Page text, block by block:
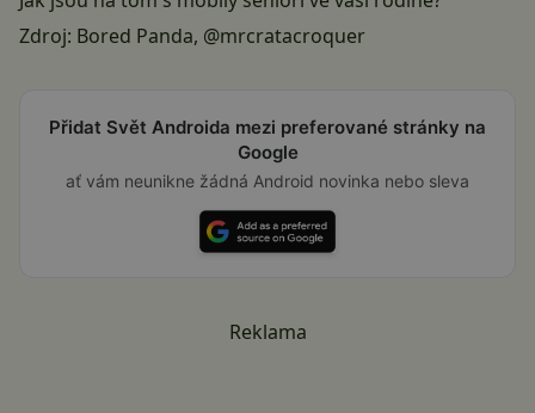
Zdroj: Bored Panda, @mrcratacroquer
Přidat Svět Androida mezi preferované stránky na
Google
ať vám neunikne žádná Android novinka nebo sleva
Reklama